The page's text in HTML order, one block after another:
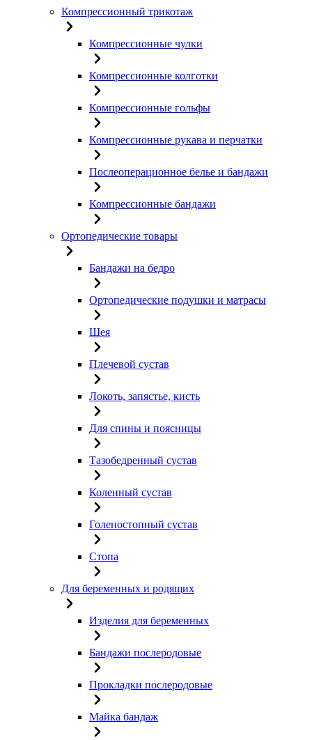
Компрессионный трикотаж
Компрессионные чулки
Компрессионные колготки
Компрессионные гольфы
Компрессионные рукава и перчатки
Послеоперационное белье и бандажи
Компрессионные бандажи
Ортопедические товары
Бандажи на бедро
Ортопедические подушки и матрасы
Шея
Плечевой сустав
Локоть, запястье, кисть
Для спины и поясницы
Тазобедренный сустав
Коленный сустав
Голеностопный сустав
Стопа
Для беременных и родящих
Изделия для беременных
Бандажи послеродовые
Прокладки послеродовые
Майка бандаж